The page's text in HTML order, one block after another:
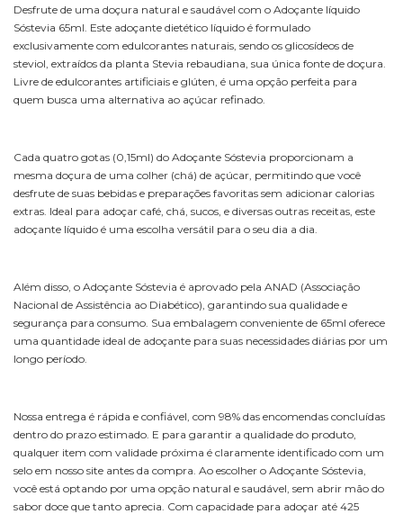
Desfrute de uma doçura natural e saudável com o Adoçante líquido
Sóstevia 65ml. Este adoçante dietético líquido é formulado
exclusivamente com edulcorantes naturais, sendo os glicosídeos de
steviol, extraídos da planta Stevia rebaudiana, sua única fonte de doçura.
Livre de edulcorantes artificiais e glúten, é uma opção perfeita para
quem busca uma alternativa ao açúcar refinado.
Cada quatro gotas (0,15ml) do Adoçante Sóstevia proporcionam a
mesma doçura de uma colher (chá) de açúcar, permitindo que você
desfrute de suas bebidas e preparações favoritas sem adicionar calorias
extras. Ideal para adoçar café, chá, sucos, e diversas outras receitas, este
adoçante líquido é uma escolha versátil para o seu dia a dia.
Além disso, o Adoçante Sóstevia é aprovado pela ANAD (Associação
Nacional de Assistência ao Diabético), garantindo sua qualidade e
segurança para consumo. Sua embalagem conveniente de 65ml oferece
uma quantidade ideal de adoçante para suas necessidades diárias por um
longo período.
Nossa entrega é rápida e confiável, com 98% das encomendas concluídas
dentro do prazo estimado. E para garantir a qualidade do produto,
qualquer item com validade próxima é claramente identificado com um
selo em nosso site antes da compra. Ao escolher o Adoçante Sóstevia,
você está optando por uma opção natural e saudável, sem abrir mão do
sabor doce que tanto aprecia. Com capacidade para adoçar até 425